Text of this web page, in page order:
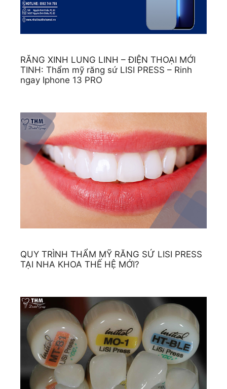
RĂNG XINH LUNG LINH – ĐIỆN THOẠI MỚI
TINH: Thẩm mỹ răng sứ LISI PRESS – Rinh
ngay Iphone 13 PRO
QUY TRÌNH THẨM MỸ RĂNG SỨ LISI PRESS
TẠI NHA KHOA THẾ HỆ MỚI?